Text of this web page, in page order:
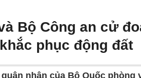
Bộ Công an cử
phục động đất
quân nhân của Bộ Quốc phòng